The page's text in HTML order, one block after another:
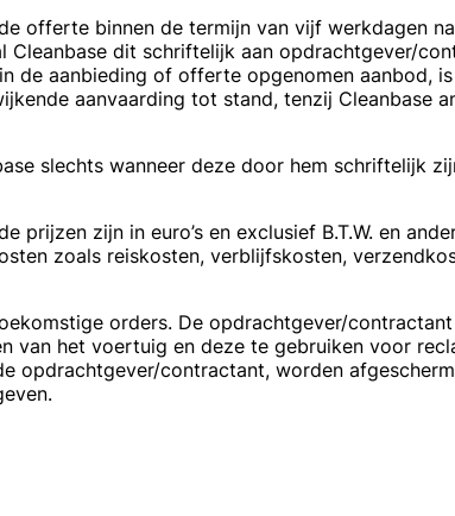
offerte binnen de termijn van vijf werkdagen
dit schriftelijk aan opdrachtgever/
de aanbieding of offerte opgenomen aanbod,
aanvaarding tot stand, tenzij Cleanbase
slechts wanneer deze door hem schriftelijk
prijzen zijn in euro’s en exclusief B.T.W. en
zoals reiskosten, verblijfskosten,
orders. De opdrachtgever/
van het voertuig en deze te gebruiken voor
opdrachtgever/contractant, worden